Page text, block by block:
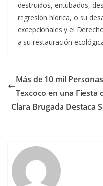
destruidos, entubados,
regresión hídrica, o su
excepcionales y el
a su restauración
Más de 10 mil
Texcoco en una Fiesta
Clara Brugada Destaca